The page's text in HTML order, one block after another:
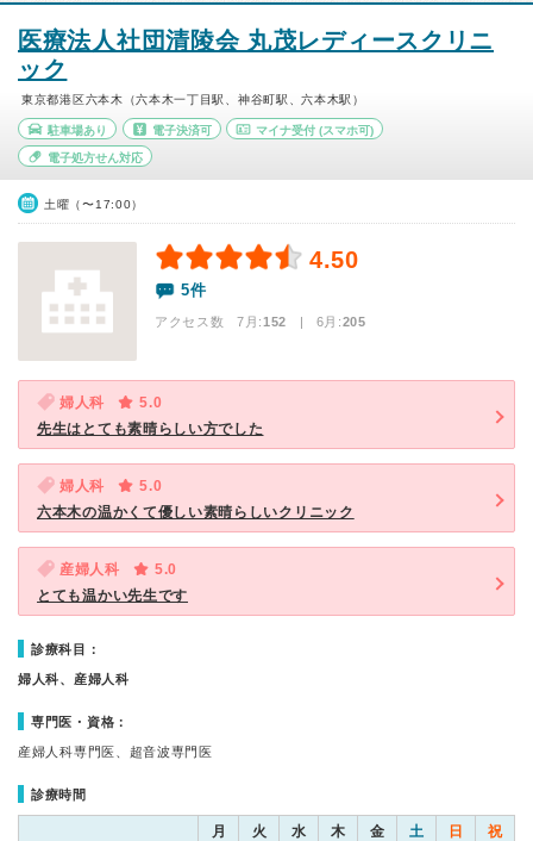
医療法人社団清陵会 丸茂レディースクリニ
ック
東京都港区六本木（六本木一丁目駅、神谷町駅、六本木駅）
駐車場あり 電子決済可 マイナ受付 (スマホ可)
電子処方せん対応
土曜（〜17:00）
4.50
5件
アクセス数 7月:152 | 6月:205
婦人科
5.0
先生はとても素晴らしい方でした
婦人科
5.0
六本木の温かくて優しい素晴らしいクリニック
産婦人科
5.0
とても温かい先生です
診療科目：
婦人科、産婦人科
専門医・資格：
産婦人科専門医、超音波専門医
診療時間
月 火 水 木 金 土 日 祝